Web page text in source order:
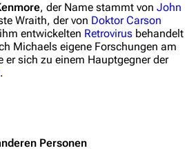
Romane
Universum
, der Name stammt von John
Wraith, der von Doktor Carson
entwickelten Retrovirus behandelt
Michaels eigene Forschungen am
er sich zu einem Hauptgegner der
.
Personen